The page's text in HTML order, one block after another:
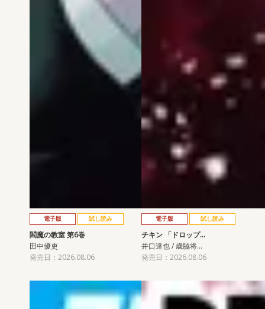
電子版 試し読み
閻魔の教室 第6巻
田中優吏
発売日：2026.08.06
電子版 試し読み
チキン 「ドロップ…
井口達也 / 歳脇将…
発売日：2026.08.06